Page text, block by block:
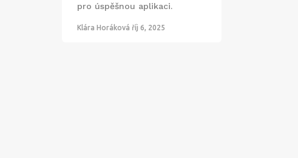
pro úspěšnou aplikaci.
Klára Horáková říj 6, 2025